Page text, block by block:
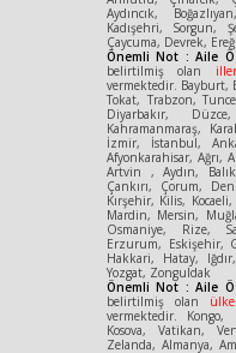
Aydıncık,
Kadışehri, Sorgun,
Çaycuma, Devrek,
Önemli Not : Aile
belirtilmiş olan
vermektedir. Bayburt,
Tokat, Trabzon,
Diyarbakır,
Kahramanmaraş,
İzmir, İstanbul,
Afyonkarahisar, Ağrı,
Artvin , Aydın,
Çankırı, Çorum,
Kırşehir, Kilis,
Mardin, Mersin,
Osmaniye, Rize,
Erzurum, Eskişehir,
Hakkari, Hatay,
Yozgat, Zonguldak
Önemli Not : Aile
belirtilmiş olan
vermektedir. Kongo,
Kosova, Vatikan,
Zelanda, Almanya,